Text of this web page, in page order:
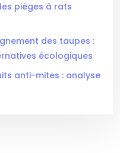
pièges à rats
des taupes :
écologiques
anti-mites : analyse